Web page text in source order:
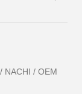
/ NACHI / OEM